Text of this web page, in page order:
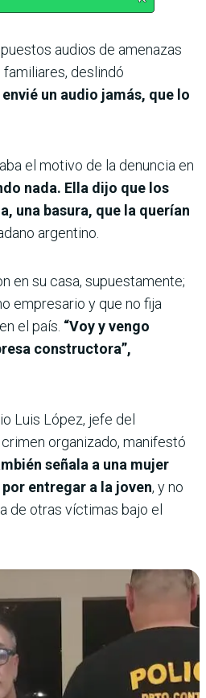
audios de amenazas
familiares, deslindó
envié un audio jamás, que lo
el motivo de la denuncia en
nada. Ella dijo que los
una basura, que la querían
argentino.
en su casa, supuestamente;
empresario y que no fija
el país. “Voy y vengo
constructora”,
Luis López, jefe del
organizado, manifestó
señala a una mujer
entregar a la joven, y no
de otras víctimas bajo el